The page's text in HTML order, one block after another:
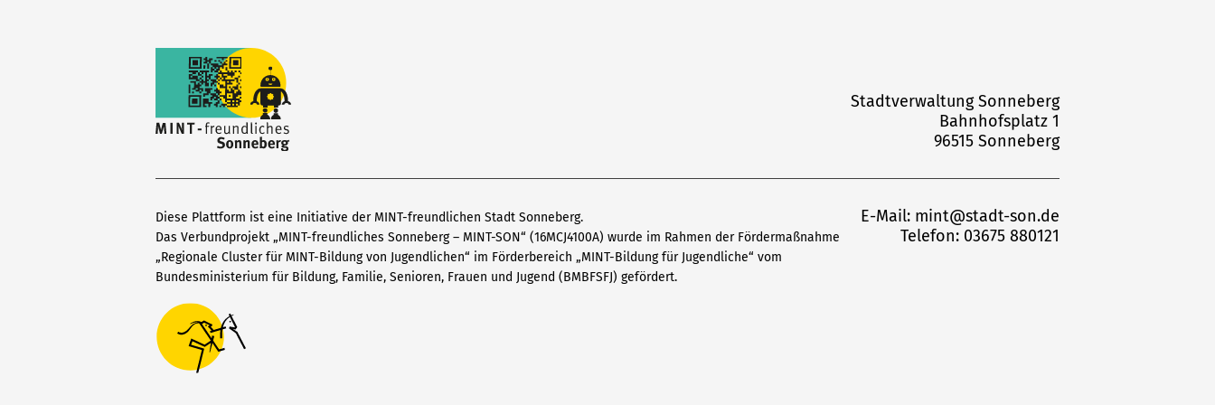
Stadtverwaltung Sonneberg
Bahnhofsplatz 1
96515 Sonneberg
Diese Plattform ist eine Initiative der MINT-freundlichen Stadt Sonneberg.
Das Verbundprojekt „MINT-freundliches Sonneberg – MINT-SON“ (16MCJ4100A) wurde im Rahmen der Fördermaßnahme
„Regionale Cluster für MINT-Bildung von Jugendlichen“ im Förderbereich „MINT-Bildung für Jugendliche“ vom
Bundesministerium für Bildung, Familie, Senioren, Frauen und Jugend (BMBFSFJ) gefördert.
E-Mail: mint@stadt-son.de
Telefon: 03675 880121